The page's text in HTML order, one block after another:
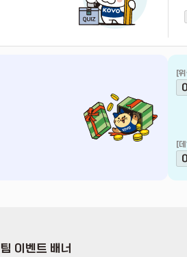
[
[
팀 이벤트 배너